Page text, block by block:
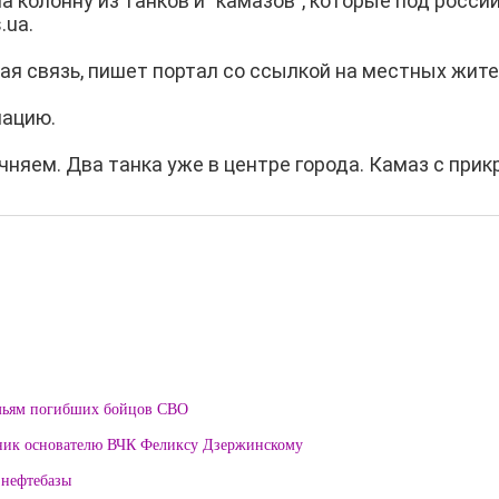
связь, пишет портал со ссылкой на местных
Два танка уже в центре города. Камаз с
погибших бойцов СВО
основателю ВЧК Феликсу Дзержинскому